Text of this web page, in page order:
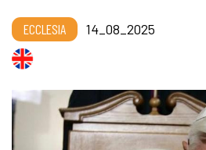
ECCLESIA 14_08_2025